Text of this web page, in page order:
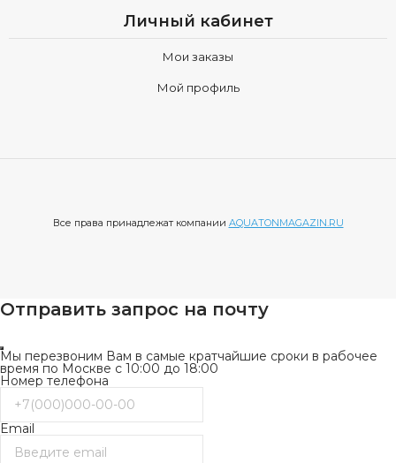
инвестируете в свой комфорт, в красоту вашего дома и в
жизнь элегантность, функциональность и уверенность в
Личный кабинет
Мои заказы
Мой профиль
Все права принадлежат компании AQUATONMAGAZIN.RU
Отправить запрос на почту
Мы перезвоним Вам в самые кратчайшие сроки в рабочее
время по Москве с 10:00 до 18:00
Номер телефона
Email